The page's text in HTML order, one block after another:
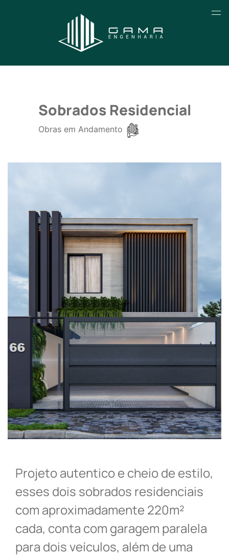
Sobrados Residencial
Obras em Andamento
Projeto autentico e cheio de estilo,
esses dois sobrados residenciais
com aproximadamente 220m²
cada, conta com garagem paralela
para dois veículos, além de uma